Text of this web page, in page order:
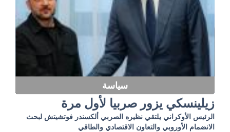
سياسة
زيلينسكي يزور صربيا لأول مرة
الرئيس الأوكراني يلتقي نظيره الصربي ألكسندر فوتشيتش لبحث
الانضمام الأوروبي والتعاون الاقتصادي والطاقي